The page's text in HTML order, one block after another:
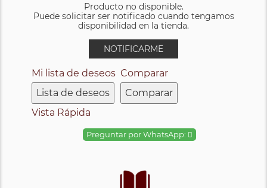
Producto no disponible.
Puede solicitar ser notificado cuando tengamos
disponibilidad en la tienda.
NOTIFICARME
Mi lista de deseos
Lista de deseos
Comparar
Comparar
Vista Rápida
Preguntar por WhatsApp: